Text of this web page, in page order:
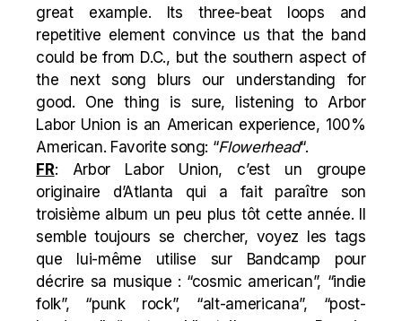
great example. Its three-beat loops and
repetitive element convince us that the band
could be from D.C., but the southern aspect of
the next song blurs our understanding for
good. One thing is sure, listening to Arbor
Labor Union is an American experience, 100%
American. Favorite song: “Flowerhead“.
FR: Arbor Labor Union, c’est un groupe
originaire d’Atlanta qui a fait paraître son
troisième album un peu plus tôt cette année. Il
semble toujours se chercher, voyez les tags
que lui-même utilise sur Bandcamp pour
décrire sa musique : “cosmic american”, “indie
folk”, “punk rock”, “alt-americana”, “post-